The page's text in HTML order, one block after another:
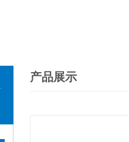
产品展示